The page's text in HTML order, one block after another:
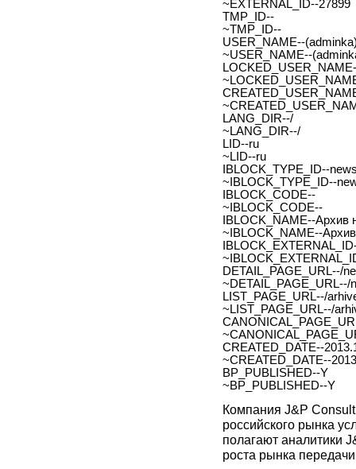
~EXTERNAL_ID--27899
TMP_ID--
~TMP_ID--
USER_NAME--
~USER_NAME--
LANG_DIR--/
~LANG_DIR--/
LID--ru
~LID--ru
IBLOCK_TYPE_ID--
~IBLOCK_TYPE_ID--
IBLOCK_CODE--
~IBLOCK_CODE--
IBLOCK_NAME--Архив
~IBLOCK_NAME--
DETAIL_PAGE_URL--/
~DETAIL_PAGE_URL--/
LIST_PAGE_URL--/
~LIST_PAGE_URL--/
CREATED_DATE--
~CREATED_DATE--
BP_PUBLISHED--Y
~BP_PUBLISHED--Y
Компания J&P
российского рынка
полагают аналитики
роста рынка